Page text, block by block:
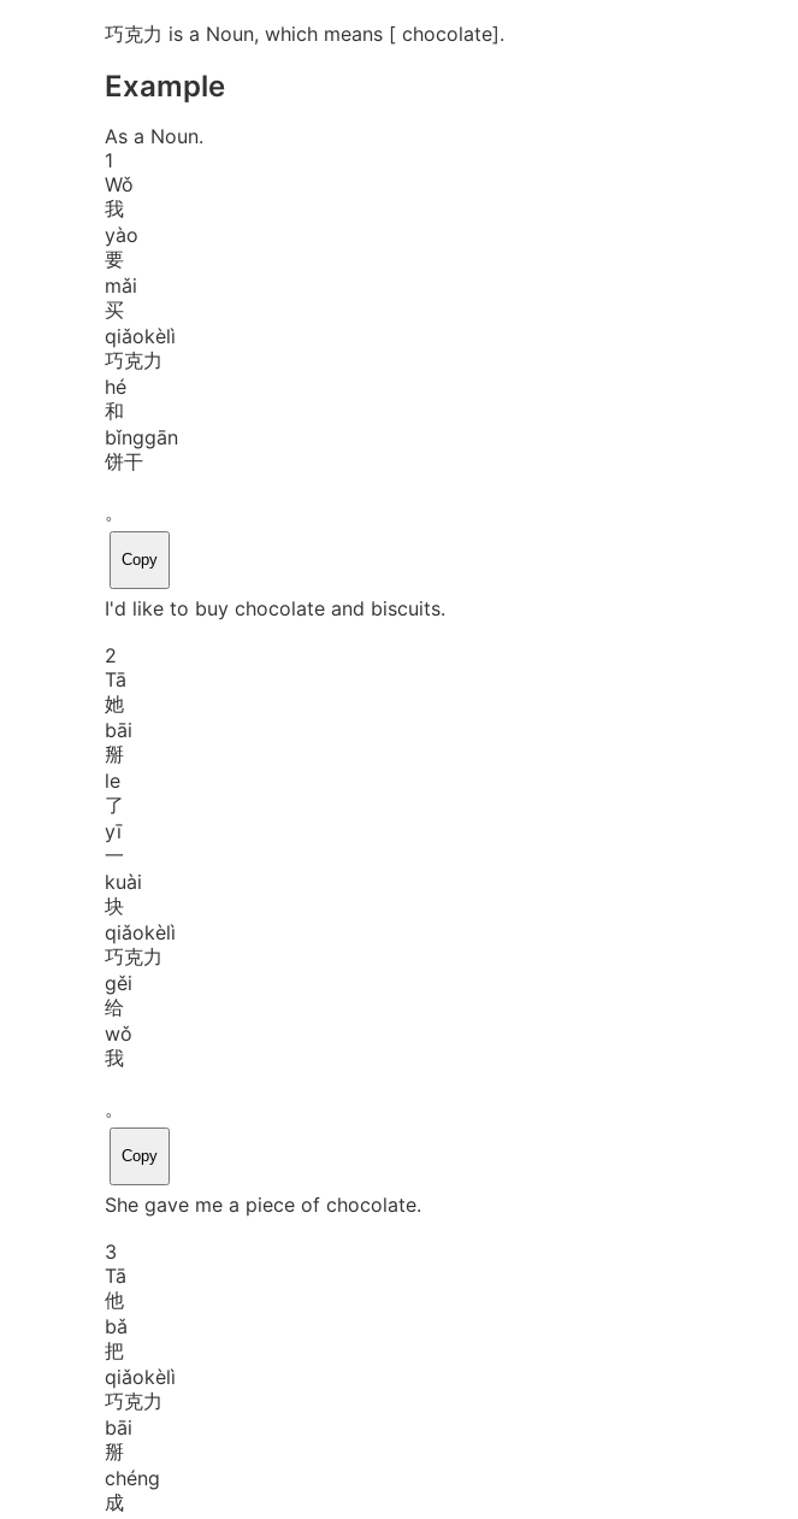
巧克力 is a Noun, which means [ chocolate].
Example
As a Noun.
1
Wǒ
我
yào
要
mǎi
买
qiǎokèlì
巧克力
hé
和
bǐnggān
饼干
。
Copy
I'd like to buy chocolate and biscuits.
2
Tā
她
bāi
掰
le
了
yī
一
kuài
块
qiǎokèlì
巧克力
gěi
给
wǒ
我
。
Copy
She gave me a piece of chocolate.
3
Tā
他
bǎ
把
qiǎokèlì
巧克力
bāi
掰
chéng
成